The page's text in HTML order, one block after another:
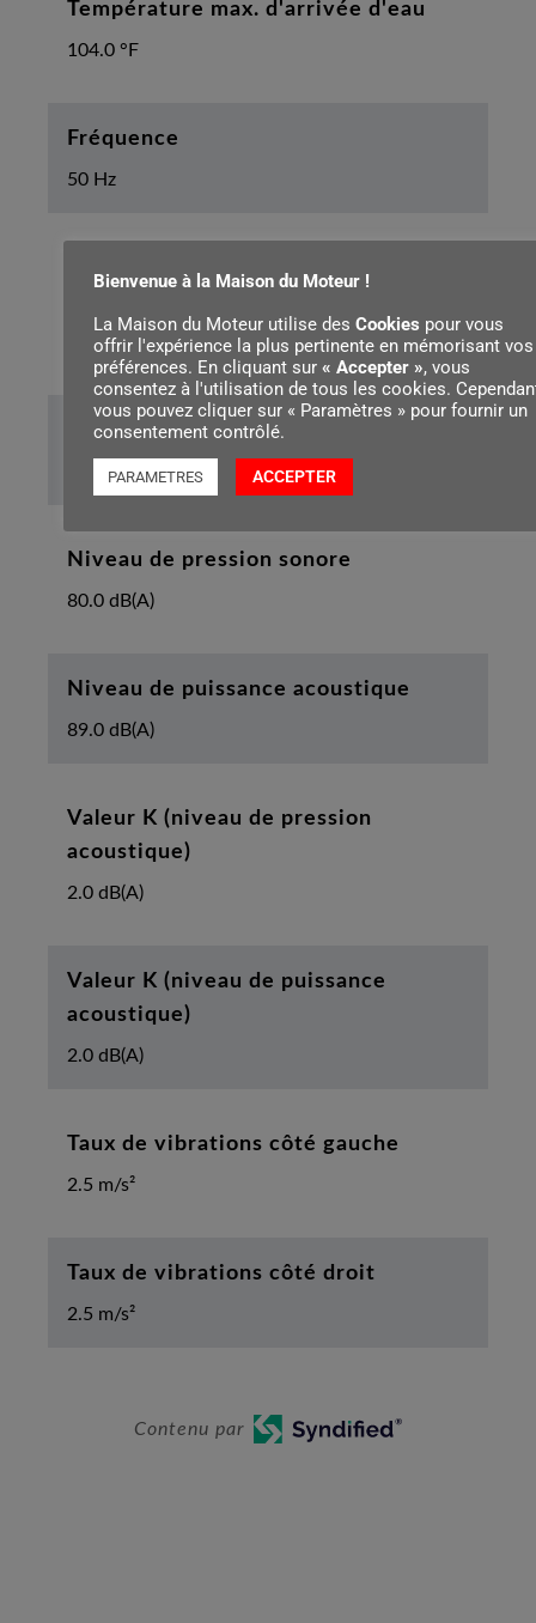
Température max. d'arrivée d'eau
104.0 °F
Fréquence
50 Hz
Longueur du tuyau flexible haute
7 m
Longueur du câble
5.0 m
Niveau de pression sonore
80.0 dB(A)
Niveau de puissance acoustique
89.0 dB(A)
Valeur K (niveau de pression
acoustique)
2.0 dB(A)
Valeur K (niveau de puissance
acoustique)
2.0 dB(A)
Taux de vibrations côté gauche
2.5 m/s²
Taux de vibrations côté droit
2.5 m/s²
Contenu par
Bienvenue à la Maison du Moteur !
La Maison du Moteur utilise des Cookies pour vous
offrir l'expérience la plus pertinente en mémorisant vos
préférences. En cliquant sur « Accepter », vous
consentez à l'utilisation de tous les cookies.
vous pouvez cliquer sur « Paramètres » pour fournir un
consentement contrôlé.
PARAMETRES ACCEPTER